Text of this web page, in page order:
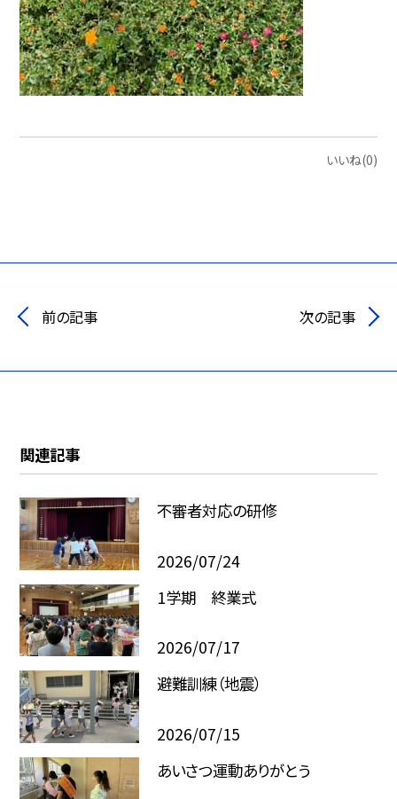
いいね(0)
前の記事 次の記事
関連記事
不審者対応の研修
2026/07/24
1学期 終業式
2026/07/17
避難訓練（地震）
2026/07/15
あいさつ運動ありがとう